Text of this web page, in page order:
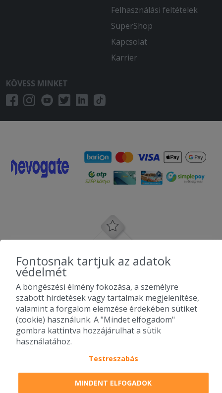
Felhasználási feltételek
SuperShop
Kapcsolat
Karrier
KÖVESS MINKET
2010-2026 Copyright - Falatozz.hu - Diston-line Kft.
Fontosnak tartjuk az adatok
védelmét
A böngészési élmény fokozása, a személyre
szabott hirdetések vagy tartalmak megjelenítése,
valamint a forgalom elemzése érdekében sütiket
(cookie) használunk. A "Mindet elfogadom"
gombra kattintva hozzájárulhat a sütik
használatához.
Testreszabás
MINDENT ELFOGADOK